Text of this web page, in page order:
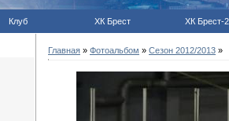
Клуб ХК Брест ХК Брест-2
Главная » Фотоальбом » Сезон 2012/2013 »